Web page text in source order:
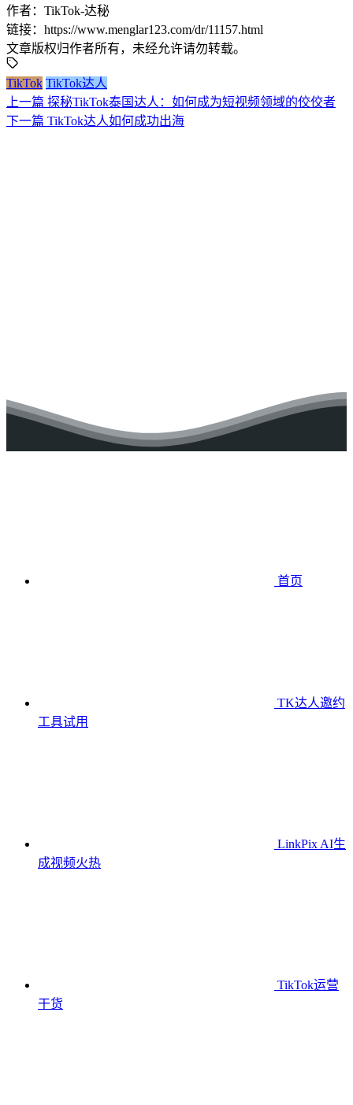
作者：TikTok-达秘
链接：https://www.menglar123.com/dr/11157.html
文章版权归作者所有，未经允许请勿转载。
TikTok TikTok达人
上一篇 探秘TikTok泰国达人：如何成为短视频领域的佼佼者
下一篇 TikTok达人如何成功出海
首页
TK达人邀约
工具试用
LinkPix AI生
成视频火热
TikTok运营
干货